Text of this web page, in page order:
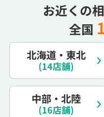
お近くの
全国
北海道・東北
(14店舗)
中部・北陸
(16店舗)